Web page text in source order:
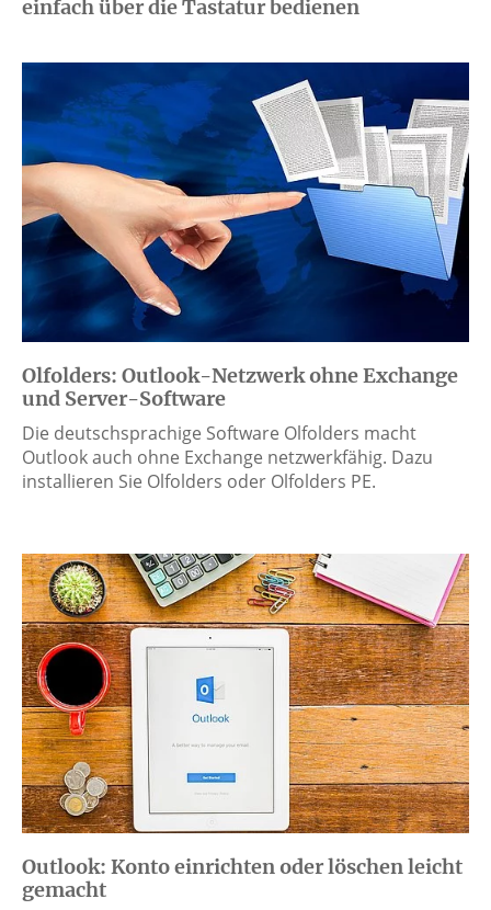
einfach über die Tastatur bedienen
Olfolders: Outlook-Netzwerk ohne Exchange
und Server-Software
Die deutschsprachige Software Olfolders macht
Outlook auch ohne Exchange netzwerkfähig. Dazu
installieren Sie Olfolders oder Olfolders PE.
Outlook: Konto einrichten oder löschen leicht
gemacht